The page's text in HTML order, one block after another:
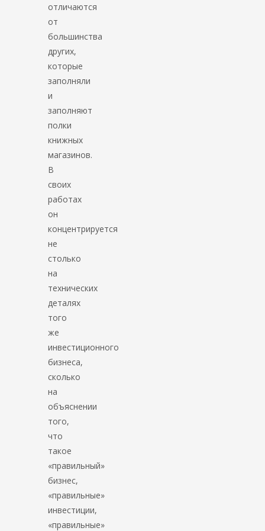
отличаются
от
большинства
других,
которые
заполняли
и
заполняют
полки
книжных
магазинов.
В
своих
работах
он
концентрируется
не
столько
на
технических
деталях
того
же
инвестиционного
бизнеса,
сколько
на
объяснении
того,
что
такое
«правильный»
бизнес,
«правильные»
инвестиции,
«правильные»